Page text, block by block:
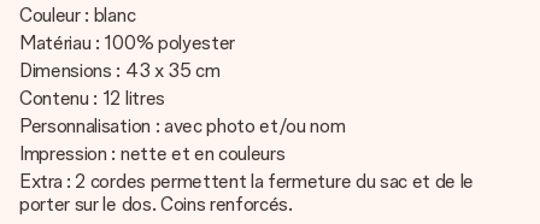
Couleur : blanc
Matériau : 100% polyester
Dimensions : 43 x 35 cm
Contenu : 12 litres
Personnalisation : avec photo et/ou nom
Impression : nette et en couleurs
Extra : 2 cordes permettent la fermeture du sac et de le
porter sur le dos. Coins renforcés.